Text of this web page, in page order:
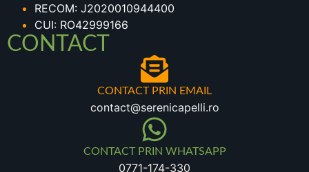
RECOM: J2020010944400
CUI: RO42999166
CONTACT
CONTACT PRIN EMAIL
contact@serenicapelli.ro
CONTACT PRIN WHATSAPP
0771-174-330